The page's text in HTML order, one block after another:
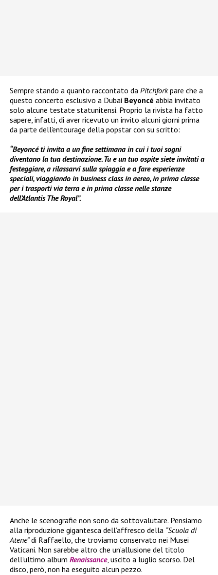
Sempre stando a quanto raccontato da Pitchforkpare che a
questo concerto esclusivo a Dubai Beyoncé abbia invitato
solo alcune testate statunitensi. Proprio la rivista ha fatto
sapere, infatti, di aver ricevuto un invito alcuni giorni prima
da parte dell’entourage della popstar con su scritto:
“Beyoncé ti invita a un fine settimana in cui i tuoi sogni
diventano la tua destinazione. Tu e un tuo ospite siete invitati a
festeggiare, a rilassarvi sulla spiaggia e a fare esperienze
speciali, viaggiando in business class in aereo, in prima classe
per i trasporti via terra e in prima classe nelle stanze
dell’Atlantis The Royal”.
Anche le scenografie non sono da sottovalutare. Pensiamo
alla riproduzione gigantesca dell’affresco della “Scuola di
Atene”di Raffaello, che troviamo conservato nei Musei
Vaticani. Non sarebbe altro che un’allusione del titolo
dell’ultimo album Renaissance, uscito a luglio scorso. Del
disco, però, non ha eseguito alcun pezzo.